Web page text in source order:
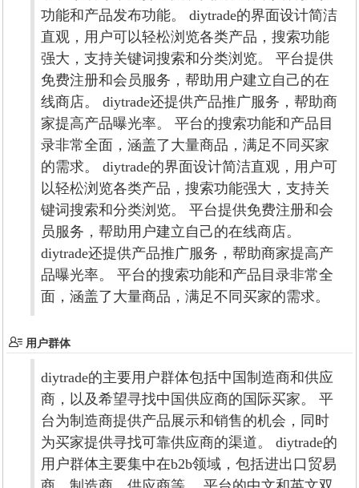
功能和产品发布功能。 diytrade的界面设计简洁
直观，用户可以轻松浏览各类产品，搜索功能
强大，支持关键词搜索和分类浏览。 平台提供
免费注册和会员服务，帮助用户建立自己的在
线商店。 diytrade还提供产品推广服务，帮助商
家提高产品曝光率。 平台的搜索功能和产品目
录非常全面，涵盖了大量商品，满足不同买家
的需求。 diytrade的界面设计简洁直观，用户可
以轻松浏览各类产品，搜索功能强大，支持关
键词搜索和分类浏览。 平台提供免费注册和会
员服务，帮助用户建立自己的在线商店。
diytrade还提供产品推广服务，帮助商家提高产
品曝光率。 平台的搜索功能和产品目录非常全
面，涵盖了大量商品，满足不同买家的需求。
用户群体
diytrade的主要用户群体包括中国制造商和供应
商，以及希望寻找中国供应商的国际买家。 平
台为制造商提供产品展示和销售的机会，同时
为买家提供寻找可靠供应商的渠道。 diytrade的
用户群体主要集中在b2b领域，包括进出口贸易